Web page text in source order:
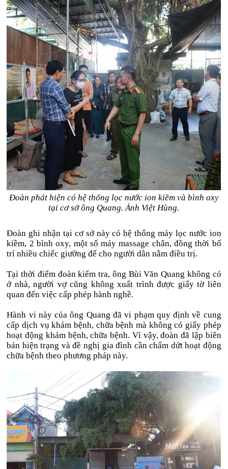
Đoàn phát hiện có hệ thống lọc nước ion kiềm và bình oxy
tại cơ sở ông Quang. Ảnh Việt Hùng.
Đoàn ghi nhận tại cơ sở này có hệ thống máy lọc nước ion
kiềm, 2 bình oxy, một số máy massage chân, đồng thời bố
trí nhiều chiếc giường để cho người dân nằm điều trị.
Tại thời điểm đoàn kiểm tra, ông Bùi Văn Quang không có
ở nhà, người vợ cũng không xuất trình được giấy tờ liên
quan đến việc cấp phép hành nghề.
Hành vi này của ông Quang đã vi phạm quy định về cung
cấp dịch vụ khám bệnh, chữa bệnh mà không có giấy phép
hoạt động khám bệnh, chữa bệnh. Vì vậy, đoàn đã lập biên
bản hiện trạng và đề nghị gia đình cần chấm dứt hoạt động
chữa bệnh theo phương pháp này.